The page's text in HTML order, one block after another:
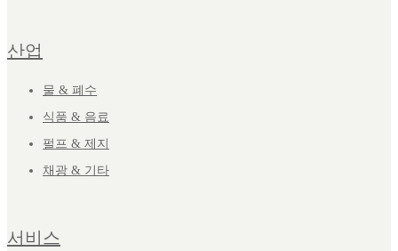
산업
물 & 폐수
식품 & 음료
펄프 & 제지
채광 & 기타
서비스